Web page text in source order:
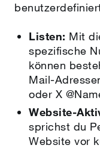
Listen: Mit
spezifische
können
Mail-
oder X
Website-
sprichst du
Website vor